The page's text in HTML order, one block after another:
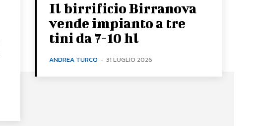
Il birrificio Birranova
vende impianto a tre
tini da 7-10 hl
ANDREA TURCO - 31 LUGLIO 2026